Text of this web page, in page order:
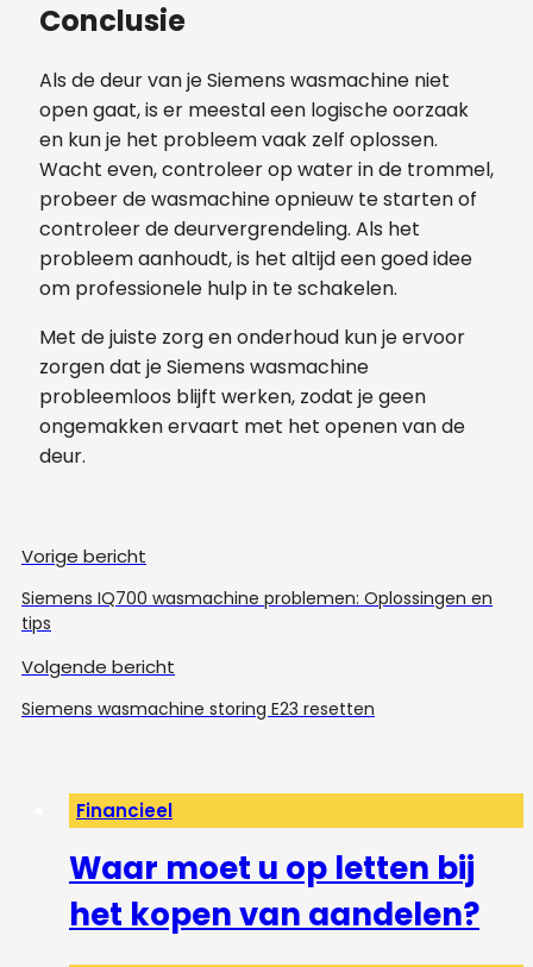
Conclusie
Als de deur van je Siemens wasmachine niet
open gaat, is er meestal een logische oorzaak
en kun je het probleem vaak zelf oplossen.
Wacht even, controleer op water in de trommel,
probeer de wasmachine opnieuw te starten of
controleer de deurvergrendeling. Als het
probleem aanhoudt, is het altijd een goed idee
om professionele hulp in te schakelen.
Met de juiste zorg en onderhoud kun je ervoor
zorgen dat je Siemens wasmachine
probleemloos blijft werken, zodat je geen
ongemakken ervaart met het openen van de
deur.
Vorige bericht
Siemens IQ700 wasmachine problemen: Oplossingen en
tips
Volgende bericht
Siemens wasmachine storing E23 resetten
Financieel
Waar moet u op letten bij
het kopen van aandelen?